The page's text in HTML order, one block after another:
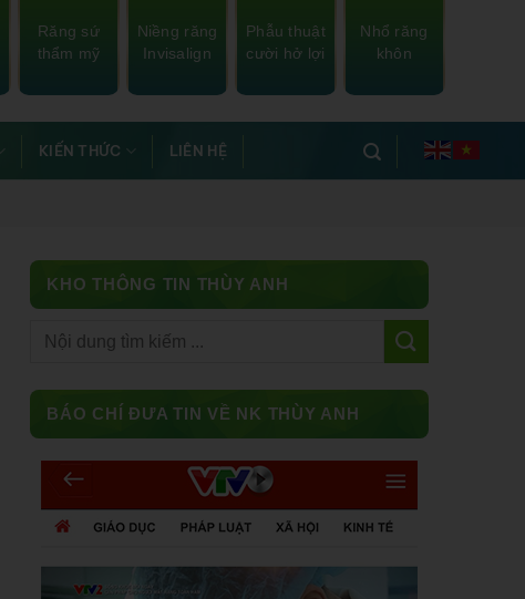
Răng sứ
thẩm mỹ
Niềng răng
Invisalign
Phẫu thuật
cười hở lợi
Nhổ răng
khôn
KIẾN THỨC LIÊN HỆ
KHO THÔNG TIN THÙY ANH
BÁO CHÍ ĐƯA TIN VỀ NK THÙY ANH